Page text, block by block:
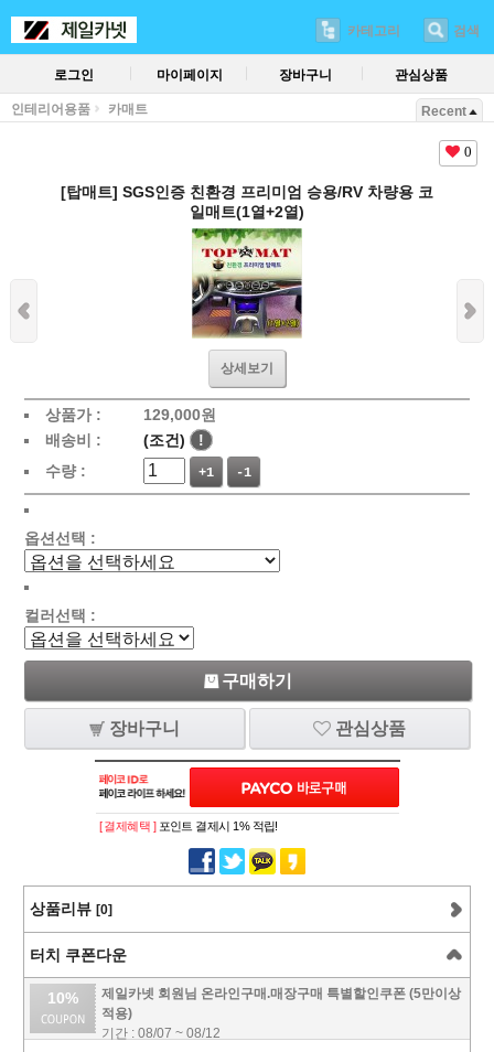
카테고리 검색
로그인 마이페이지 장바구니 관심상품
인테리어용품 카매트 Recent
0
[탑매트] SGS인증 친환경 프리미엄 승용/RV 차량용 코
일매트(1열+2열)
상세보기
상품가 : 129,000원
배송비 :
(조건)
!
수량 :
+1 -1
옵션선택 :
컬러선택 :
구매하기
장바구니 관심상품
[ 결제혜택 ] 포인트 결제시 1% 적립!
상품리뷰 [0]
터치 쿠폰다운
10%
제일카넷 회원님 온라인구매.매장구매 특별할인쿠폰 (5만이상
적용)
기간 : 08/07 ~ 08/12